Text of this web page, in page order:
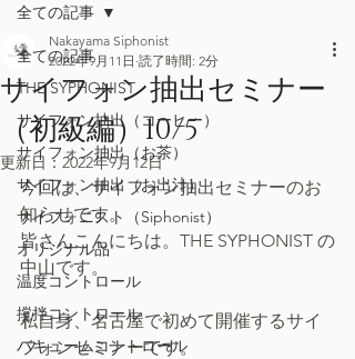
全ての記事
THE SYPHONIST
サイフォン抽出（コーヒー）
サイフォン抽出（お茶）
サイフォン抽出（お出汁）
サイフォニスト（Siphonist）
オリジナル品
温度コントロール
撹拌コントロール
バキュームコントロール
全ての記事
サイフォン抽出セミナー
（初級編）10/5
Nakayama Siphonist
2022年9月11日 読了時間: 2分
更新日： 2022年9月12日
今回は、サイフォン抽出セミナーのお
知らせです。
皆さんこんにちは。THE SYPHONIST の
中山です。
私自身、名古屋で初めて開催するサイ
フォンセミナーです。